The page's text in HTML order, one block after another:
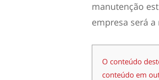
manutenção
empresa será
O conteúdo
conteúdo em